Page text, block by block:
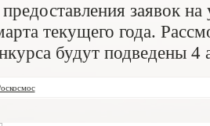
заявок
текущего года.
будут подведены 4